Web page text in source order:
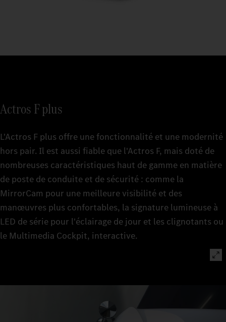
Actros F plus
L'Actros F plus offre une fonctionnalité et une modernité
hors pair. Il est aussi fiable que l'Actros F, mais doté de
nombreuses caractéristiques haut de gamme en matière
de poste de conduite et de sécurité : comme la
MirrorCam pour une meilleure visibilité et des
manœuvres plus confortables, la signature lumineuse à
LED de série pour l'éclairage de jour et les clignotants ou
le Multimedia Cockpit, interactive.